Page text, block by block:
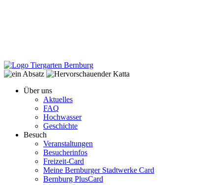
Über uns
Aktuelles
FAQ
Hochwasser
Geschichte
Besuch
Veranstaltungen
Besucherinfos
Freizeit-Card
Meine Bernburger Stadtwerke Card
Bernburg PlusCard